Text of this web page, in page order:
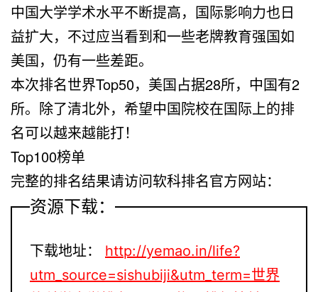
中国大学学术水平不断提高，国际影响力也日
益扩大，不过应当看到和一些老牌教育强国如
美国，仍有一些差距。
本次排名世界Top50，美国占据28所，中国有2
所。除了清北外，希望中国院校在国际上的排
名可以越来越能打！
Top100榜单
完整的排名结果请访问软科排名官方网站：
资源下载：
下载地址：
http://yemao.in/life?
utm_source=sishubiji&utm_term=世界